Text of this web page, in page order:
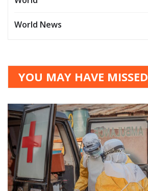
World News
YOU MAY HAVE MISSED